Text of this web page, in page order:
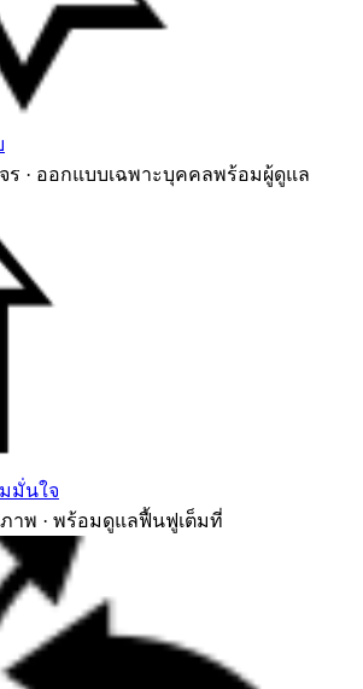
· ออกแบบเฉพาะบุคคลพร้อมผู้ดูแล
มั่นใจ
าพ · พร้อมดูแลฟื้นฟูเต็มที่